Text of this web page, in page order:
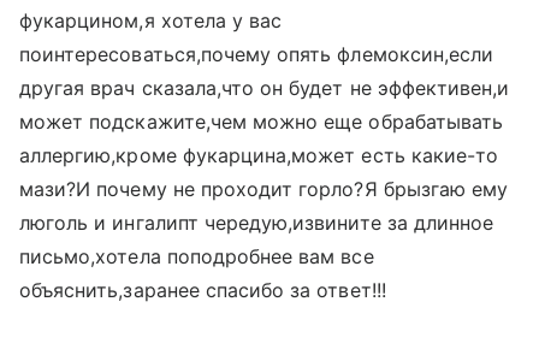
фукарцином,я хотела у вас
поинтересоваться,почему опять флемоксин,если
другая врач сказала,что он будет не эффективен,и
может подскажите,чем можно еще обрабатывать
аллергию,кроме фукарцина,может есть какие-то
мази?И почему не проходит горло?Я брызгаю ему
люголь и ингалипт чередую,извините за длинное
письмо,хотела поподробнее вам все
объяснить,заранее спасибо за ответ!!!